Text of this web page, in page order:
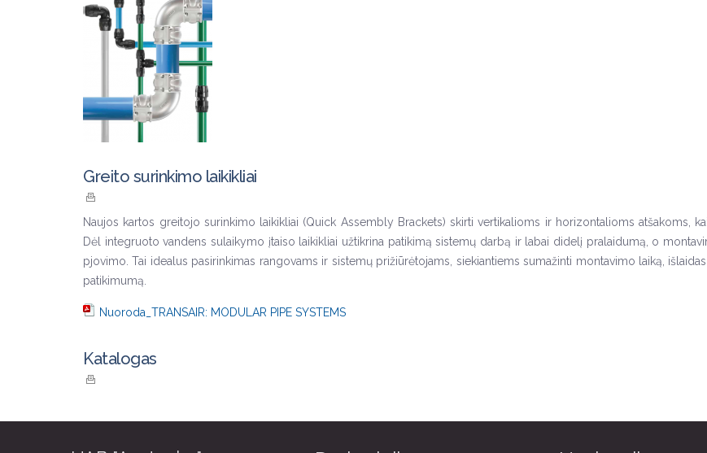
Greito surinkimo laikikliai
Naujos kartos greitojo surinkimo laikikliai (Quick Assembly Brackets) skirti vertikalioms ir horizontalioms atšakoms,
Dėl integruoto vandens sulaikymo įtaiso laikikliai užtikrina patikimą sistemų darbą ir labai didelį pralaidumą, o
pjovimo. Tai idealus pasirinkimas rangovams ir sistemų prižiūrėtojams, siekiantiems sumažinti montavimo laiką,
patikimumą.
Nuoroda_TRANSAIR: MODULAR PIPE SYSTEMS
Katalogas